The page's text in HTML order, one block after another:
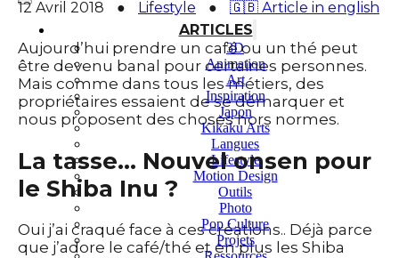
ARTICLES
3D
Animation
Art
Inspiration
Japon
Kikaku Arts
Langues
Lifestyle
Motion Design
Outils
Photo
Pop Culture
Projets
12 Avril 2018 ● Lifestyle ● 🇬🇧 Article in english
Aujourd’hui prendre un café ou un thé peut
être devenu banal pour certaines personnes.
Mais comme dans tous les métiers, des
propriétaires essaient de se démarquer et
nous proposent des choses hors normes.
La tasse… Nouvel onsen pour
le Shiba Inu ?
Oui j’ai craqué face à ces créations.. Déjà parce
que j’adore le café/thé et en plus les Shiba